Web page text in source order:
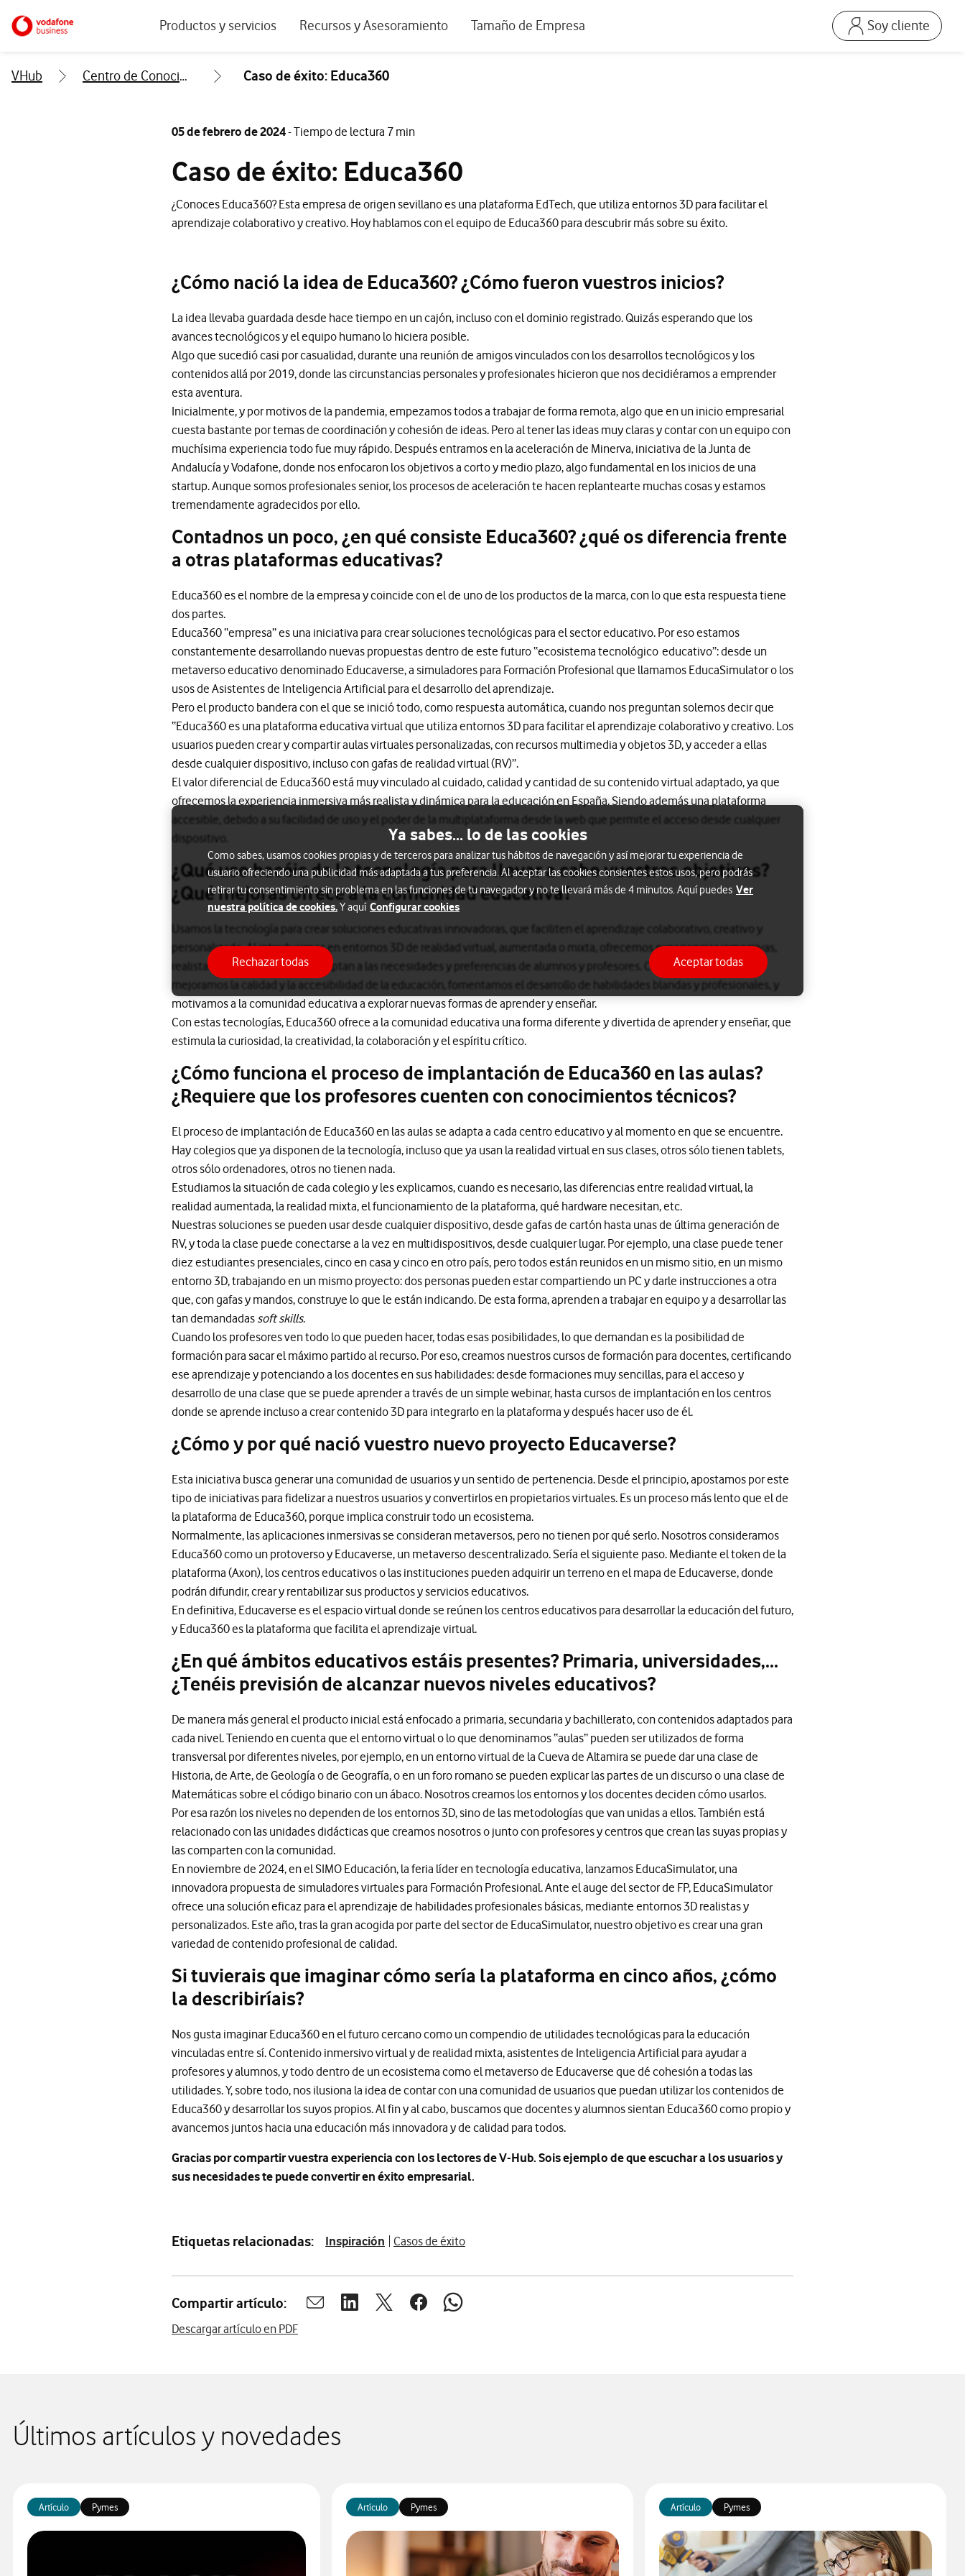
Ir a la pagina principal de vodafone.esProductos y servicios
IA para empresas
Workplace
Soluciones de negocio
Recursos y Asesoramiento
Eventos y webinars
Tamaño de Empresa Soy cliente
Ir a la pagina
VHub Centro de Conocimiento Caso de éxito: Educa360
05 de febrero de 2024- Tiempo de lectura 7 min
Caso de éxito: Educa360
¿Conoces Educa360? Esta empresa de origen sevillano es una plataforma EdTech, que utiliza entornos 3D para facilitar el
aprendizaje colaborativo y creativo. Hoy hablamos con el equipo de Educa360 para descubrir más sobre su éxito.
¿Cómo nació la idea de Educa360? ¿Cómo fueron vuestros inicios?
La idea llevaba guardada desde hace tiempo en un cajón, incluso con el dominio registrado. Quizás esperando que los
avances tecnológicos y el equipo humano lo hiciera posible.
Algo que sucedió casi por casualidad, durante una reunión de amigos vinculados con los desarrollos tecnológicos y los
contenidos allá por 2019, donde las circunstancias personales y profesionales hicieron que nos decidiéramos a emprender
esta aventura.
Inicialmente, y por motivos de la pandemia, empezamos todos a trabajar de forma remota, algo que en un inicio empresarial
cuesta bastante por temas de coordinación y cohesión de ideas. Pero al tener las ideas muy claras y contar con un equipo con
muchísima experiencia todo fue muy rápido. Después entramos en la aceleración de Minerva, iniciativa de la Junta de
Andalucía y Vodafone, donde nos enfocaron los objetivos a corto y medio plazo, algo fundamental en los inicios de una
startup. Aunque somos profesionales senior, los procesos de aceleración te hacen replantearte muchas cosas y estamos
tremendamente agradecidos por ello.
Contadnos un poco, ¿en qué consiste Educa360? ¿qué os diferencia frente
a otras plataformas educativas?
Educa360 es el nombre de la empresa y coincide con el de uno de los productos de la marca, con lo que esta respuesta tiene
dos partes.
Educa360 “empresa” es una iniciativa para crear soluciones tecnológicas para el sector educativo. Por eso estamos
constantemente desarrollando nuevas propuestas dentro de este futuro “ecosistema tecnológico educativo”: desde un
metaverso educativo denominado Educaverse, a simuladores para Formación Profesional que llamamos EducaSimulator o los
usos de Asistentes de Inteligencia Artificial para el desarrollo del aprendizaje.
Pero el producto bandera con el que se inició todo, como respuesta automática, cuando nos preguntan solemos decir que
“Educa360 es una plataforma educativa virtual que utiliza entornos 3D para facilitar el aprendizaje colaborativo y creativo. Los
usuarios pueden crear y compartir aulas virtuales personalizadas, con recursos multimedia y objetos 3D, y acceder a ellas
desde cualquier dispositivo, incluso con gafas de realidad virtual (RV)”.
El valor diferencial de Educa360 está muy vinculado al cuidado, calidad y cantidad de su contenido virtual adaptado, ya que
ofrecemos la experiencia inmersiva más realista y dinámica para la educación en España. Siendo además una plataforma
accesible, debido a su facilidad de uso y el poder de la multiplataforma desde la web que permite el acceso desde cualquier
dispositivo.
¿Qué uso hacéis de la tecnología para llevar a cabo vuestros objetivos?
¿Qué mejoras ofrece a la comunidad educativa?
Usamos la tecnología para crear soluciones educativas innovadoras, que faciliten el aprendizaje colaborativo, creativo y
personalizado. Al introducirnos en entornos 3D de realidad virtual, aumentada o mixta, ofrecemos experiencias inmersivas,
realistas y dinámicas, que se adaptan a las necesidades y preferencias de alumnos y profesores. Con nuestra tecnología
mejoramos la calidad y la accesibilidad de la educación, fomentamos el desarrollo de habilidades blandas y profesionales, y
motivamos a la comunidad educativa a explorar nuevas formas de aprender y enseñar.
Con estas tecnologías, Educa360 ofrece a la comunidad educativa una forma diferente y divertida de aprender y enseñar, que
estimula la curiosidad, la creatividad, la colaboración y el espíritu crítico.
¿Cómo funciona el proceso de implantación de Educa360 en las aulas?
¿Requiere que los profesores cuenten con conocimientos técnicos?
El proceso de implantación de Educa360 en las aulas se adapta a cada centro educativo y al momento en que se encuentre.
Hay colegios que ya disponen de la tecnología, incluso que ya usan la realidad virtual en sus clases, otros sólo tienen tablets,
otros sólo ordenadores, otros no tienen nada.
Estudiamos la situación de cada colegio y les explicamos, cuando es necesario, las diferencias entre realidad virtual, la
realidad aumentada, la realidad mixta, el funcionamiento de la plataforma, qué hardware necesitan, etc.
Nuestras soluciones se pueden usar desde cualquier dispositivo, desde gafas de cartón hasta unas de última generación de
RV, y toda la clase puede conectarse a la vez en multidispositivos, desde cualquier lugar. Por ejemplo, una clase puede tener
diez estudiantes presenciales, cinco en casa y cinco en otro país, pero todos están reunidos en un mismo sitio, en un mismo
entorno 3D, trabajando en un mismo proyecto: dos personas pueden estar compartiendo un PC y darle instrucciones a otra
que, con gafas y mandos, construye lo que le están indicando. De esta forma, aprenden a trabajar en equipo y a desarrollar las
tan demandadas soft skills.
Cuando los profesores ven todo lo que pueden hacer, todas esas posibilidades, lo que demandan es la posibilidad de
formación para sacar el máximo partido al recurso. Por eso, creamos nuestros cursos de formación para docentes, certificando
ese aprendizaje y potenciando a los docentes en sus habilidades: desde formaciones muy sencillas, para el acceso y
desarrollo de una clase que se puede aprender a través de un simple webinar, hasta cursos de implantación en los centros
donde se aprende incluso a crear contenido 3D para integrarlo en la plataforma y después hacer uso de él.
¿Cómo y por qué nació vuestro nuevo proyecto Educaverse?
Esta iniciativa busca generar una comunidad de usuarios y un sentido de pertenencia. Desde el principio, apostamos por este
tipo de iniciativas para fidelizar a nuestros usuarios y convertirlos en propietarios virtuales. Es un proceso más lento que el de
la plataforma de Educa360, porque implica construir todo un ecosistema.
Normalmente, las aplicaciones inmersivas se consideran metaversos, pero no tienen por qué serlo. Nosotros consideramos
Educa360 como un protoverso y Educaverse, un metaverso descentralizado. Sería el siguiente paso. Mediante el token de la
plataforma (Axon), los centros educativos o las instituciones pueden adquirir un terreno en el mapa de Educaverse, donde
podrán difundir, crear y rentabilizar sus productos y servicios educativos.
En definitiva, Educaverse es el espacio virtual donde se reúnen los centros educativos para desarrollar la educación del futuro,
y Educa360 es la plataforma que facilita el aprendizaje virtual.
¿En qué ámbitos educativos estáis presentes? Primaria, universidades,...
¿Tenéis previsión de alcanzar nuevos niveles educativos?
De manera más general el producto inicial está enfocado a primaria, secundaria y bachillerato, con contenidos adaptados para
cada nivel. Teniendo en cuenta que el entorno virtual o lo que denominamos “aulas” pueden ser utilizados de forma
transversal por diferentes niveles, por ejemplo, en un entorno virtual de la Cueva de Altamira se puede dar una clase de
Historia, de Arte, de Geología o de Geografía, o en un foro romano se pueden explicar las partes de un discurso o una clase de
Matemáticas sobre el código binario con un ábaco. Nosotros creamos los entornos y los docentes deciden cómo usarlos.
Por esa razón los niveles no dependen de los entornos 3D, sino de las metodologías que van unidas a ellos. También está
relacionado con las unidades didácticas que creamos nosotros o junto con profesores y centros que crean las suyas propias y
las comparten con la comunidad.
En noviembre de 2024, en el SIMO Educación, la feria líder en tecnología educativa, lanzamos EducaSimulator, una
innovadora propuesta de simuladores virtuales para Formación Profesional. Ante el auge del sector de FP, EducaSimulator
ofrece una solución eficaz para el aprendizaje de habilidades profesionales básicas, mediante entornos 3D realistas y
personalizados. Este año, tras la gran acogida por parte del sector de EducaSimulator, nuestro objetivo es crear una gran
variedad de contenido profesional de calidad.
Si tuvierais que imaginar cómo sería la plataforma en cinco años, ¿cómo
la describiríais?
Nos gusta imaginar Educa360 en el futuro cercano como un compendio de utilidades tecnológicas para la educación
vinculadas entre sí. Contenido inmersivo virtual y de realidad mixta, asistentes de Inteligencia Artificial para ayudar a
profesores y alumnos, y todo dentro de un ecosistema como el metaverso de Educaverse que dé cohesión a todas las
utilidades. Y, sobre todo, nos ilusiona la idea de contar con una comunidad de usuarios que puedan utilizar los contenidos de
Educa360 y desarrollar los suyos propios. Al fin y al cabo, buscamos que docentes y alumnos sientan Educa360 como propio y
avancemos juntos hacia una educación más innovadora y de calidad para todos.
Gracias por compartir vuestra experiencia con los lectores de V-Hub. Sois ejemplo de que escuchar a los usuarios y
sus necesidades te puede convertir en éxito empresarial.
Etiquetas relacionadas: Inspiración Casos de éxito
Compartir artículo: Abrir ventana para compartir en mail
Abrir ventana para compartir en linkedin
Abrir ventana para compartir en twitter
Abrir ventana para compartir en facebook
Abrir ventana para compartir en whatsapp
Descargar artículo en PDF
Últimos artículos y novedades
Artículo Pymes Artículo Pymes Artículo Pymes
Ya sabes... lo de las cookies
Como sabes, usamos cookies propias y de terceros para analizar tus hábitos de navegación y así mejorar tu experiencia de
usuario ofreciendo una publicidad más adaptada a tus preferencia. Al aceptar las cookies consientes estos usos, pero podrás
retirar tu consentimiento sin problema en las funciones de tu navegador y no te llevará más de 4 minutos. Aquí puedes Ver
nuestra política de cookies.Y aquí Configurar cookies
Rechazar todas Aceptar todas